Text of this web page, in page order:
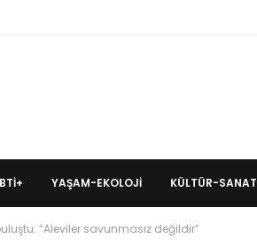
YAŞAM-EKOLOJI KÜLTÜR-SANAT
“Aleviler savunmasız değildir”